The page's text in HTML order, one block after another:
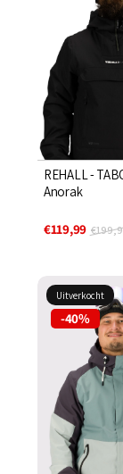
REHALL -
Anorak
€119,99
Uitverkocht
-40%